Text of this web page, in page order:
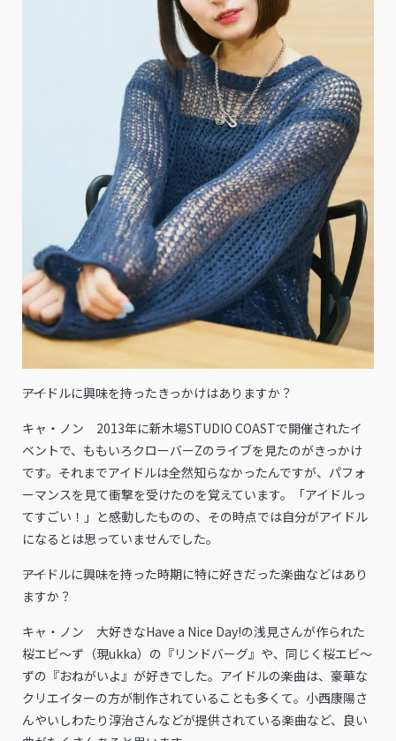
――アイドルに興味を持ったきっかけはありますか？
キャ・ノン 2013年に新木場STUDIO COASTで開催されたイ
ベントで、ももいろクローバーZのライブを見たのがきっかけ
です。それまでアイドルは全然知らなかったんですが、パフォ
ーマンスを見て衝撃を受けたのを覚えています。「アイドルっ
てすごい！」と感動したものの、その時点では自分がアイドル
になるとは思っていませんでした。
――アイドルに興味を持った時期に特に好きだった楽曲などはあり
ますか？
キャ・ノン 大好きなHave a Nice Day!の浅見さんが作られた
桜エビ〜ず（現ukka）の『リンドバーグ』や、同じく桜エビ〜
ずの『おねがいよ』が好きでした。アイドルの楽曲は、豪華な
クリエイターの方が制作されていることも多くて。小西康陽さ
んやいしわたり淳治さんなどが提供されている楽曲など、良い